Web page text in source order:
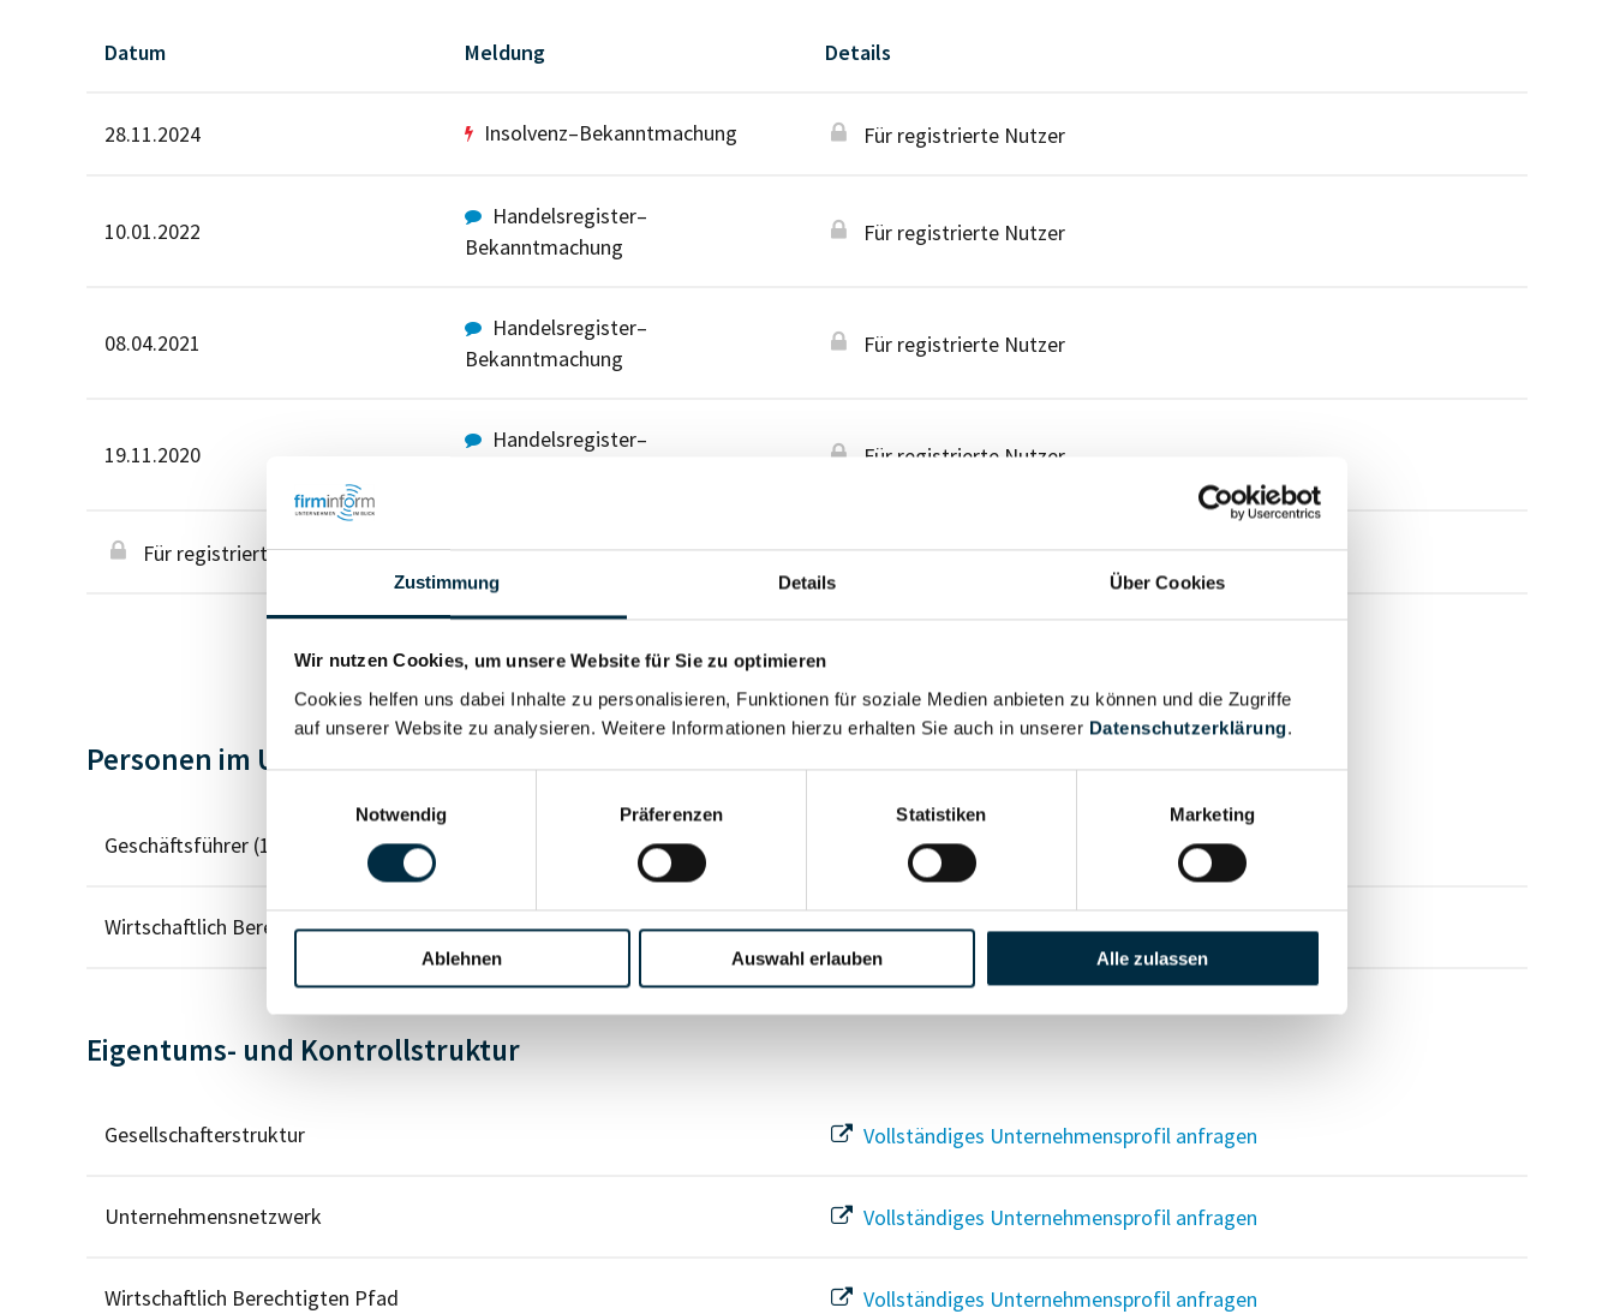
Zustimmung Details Über Cookies
Wir nutzen Cookies, um unsere Website für Sie zu optimieren
Cookies helfen uns dabei Inhalte zu personalisieren, Funktionen für soziale Medien anbieten zu können und die Zugriffe
auf unserer Website zu analysieren. Weitere Informationen hierzu erhalten Sie auch in unserer Datenschutzerklärung.
Notwendig
Präferenzen Statistiken Marketing
Ablehnen Auswahl erlauben Alle zulassen
Datum Meldung Details
28.11.2024 Insolvenz–Bekanntmachung Für registrierte Nutzer
10.01.2022
Handelsregister–
Bekanntmachung
Für registrierte Nutzer
08.04.2021
Handelsregister–
Bekanntmachung
Für registrierte Nutzer
19.11.2020
Handelsregister–
Für registrierte Nutzer
Für registrierte Nutzer
Personen im Unternehmen
Geschäftsführer (1) Für registrierte Nutzer
Wirtschaftlich Berechtigter Vollständiges Unternehmensprofil anfragen
Eigentums- und Kontrollstruktur
Gesellschafterstruktur Vollständiges Unternehmensprofil anfragen
Unternehmensnetzwerk Vollständiges Unternehmensprofil anfragen
Wirtschaftlich Berechtigten Pfad Vollständiges Unternehmensprofil anfragen